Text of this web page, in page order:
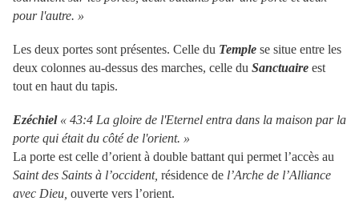
pour l'autre. »
Les deux portes sont présentes. Celle du Temple se situe entre les
deux colonnes au-dessus des marches, celle du Sanctuaire est
tout en haut du tapis.
Ezéchiel « 43:4 La gloire de l'Eternel entra dans la maison par la
porte qui était du côté de l'orient. »
La porte est celle d’orient à double battant qui permet l’accès au
Saint des Saints à l’occident, résidence de l’Arche de l’Alliance
avec Dieu, ouverte vers l’orient.